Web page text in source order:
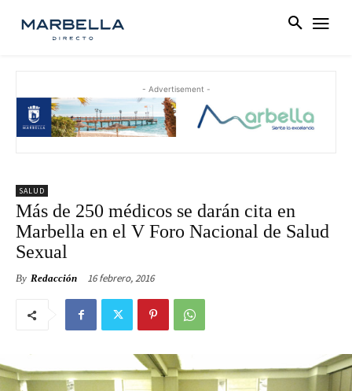
- Advertisement -
SALUD
Más de 250 médicos se darán cita en
Marbella en el V Foro Nacional de Salud
Sexual
By Redacción 16 febrero, 2016